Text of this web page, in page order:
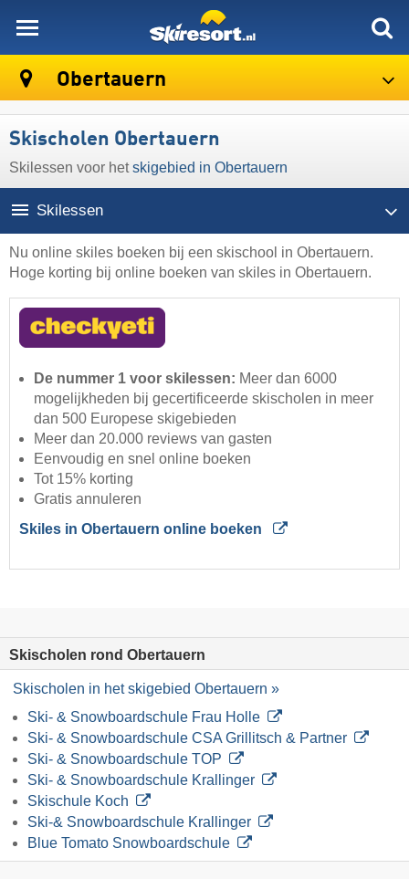
Obertauern
Skischolen Obertauern
Skilessen voor hetskigebied in Obertauern
Skilessen
Nu online skiles boeken bij een skischool in Obertauern.
Hoge korting bij online boeken van skiles in Obertauern.
De nummer 1 voor skilessen: Meer dan 6000
mogelijkheden bij gecertificeerde skischolen in meer
dan 500 Europese skigebieden
Meer dan 20.000 reviews van gasten
Eenvoudig en snel online boeken
Tot 15% korting
Gratis annuleren
Skiles in Obertauern online boeken
Skischolen rond Obertauern
Skischolen in het skigebied Obertauern »
Ski- & Snowboardschule Frau Holle
Ski- & Snowboardschule CSA Grillitsch & Partner
Ski- & Snowboardschule TOP
Ski- & Snowboardschule Krallinger
Skischule Koch
Ski-& Snowboardschule Krallinger
Blue Tomato Snowboardschule